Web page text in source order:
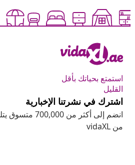
استمتع بحياتك بأقل
القليل
اشترك في نشرتنا الإخبارية
انضم إلى
من vidaXL